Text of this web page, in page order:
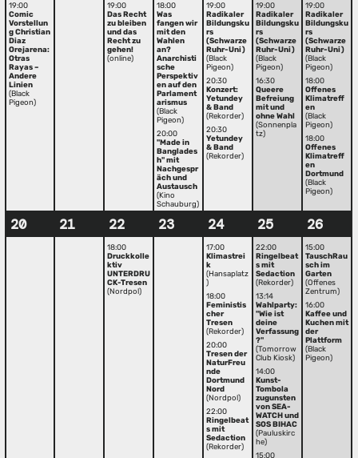
19:00
Comic
Vorstellun
g Christian
Diaz
Orejarena:
Otras
Rayas –
Andere
Linien
(Black
Pigeon)
19:00
Das Recht
zu bleiben
und das
Recht zu
gehen!
(online)
18:00
Was
fangen wir
mit den
Wahlen
an?
Anarchisti
sche
Perspektiv
en auf den
Parlament
arismus
(Black
Pigeon)
20:00
"Made in
Banglades
h" mit
Nachgespr
äch und
Austausch
(Kino
Schauburg)
19:00
Radikaler
Bildungsku
rs
(Schwarze
Ruhr-Uni)
(Black
Pigeon)
20:30
Konzert:
Yetundey
& Band
(Rekorder)
20:30
Yetundey
& Band
(Rekorder)
19:00
Radikaler
Bildungsku
rs
(Schwarze
Ruhr-Uni)
(Black
Pigeon)
16:30
Queere
Befreiung
mit und
ohne Wahl
(Sonnenpla
tz)
19:00
Radikaler
Bildungsku
rs
(Schwarze
Ruhr-Uni)
(Black
Pigeon)
18:00
Offenes
Klimatreff
en
(Black
Pigeon)
18:00
Offenes
Klimatreff
en
Dortmund
(Black
Pigeon)
20 21 22
18:00
Druckkolle
ktiv
UNTERDRU
CK-Tresen
(Nordpol)
23 24
17:00
Klimastrei
k
(Hansaplatz
)
18:00
Feministis
cher
Tresen
(Rekorder)
20:00
Tresen der
NaturFreu
nde
Dortmund
Nord
(Nordpol)
22:00
Ringelbeat
s mit
Sedaction
(Rekorder)
25
22:00
Ringelbeat
s mit
Sedaction
(Rekorder)
13:14
Wahlparty:
"Wie ist
deine
Verfassung
?"
(Tomorrow
Club Kiosk)
14:00
Kunst-
Tombola
zugunsten
von SEA-
WATCH und
SOS BIHAC
(Pauluskirc
he)
15:00
26
15:00
TauschRau
sch im
Garten
(Offenes
Zentrum)
16:00
Kaffee und
Kuchen mit
der
Plattform
(Black
Pigeon)